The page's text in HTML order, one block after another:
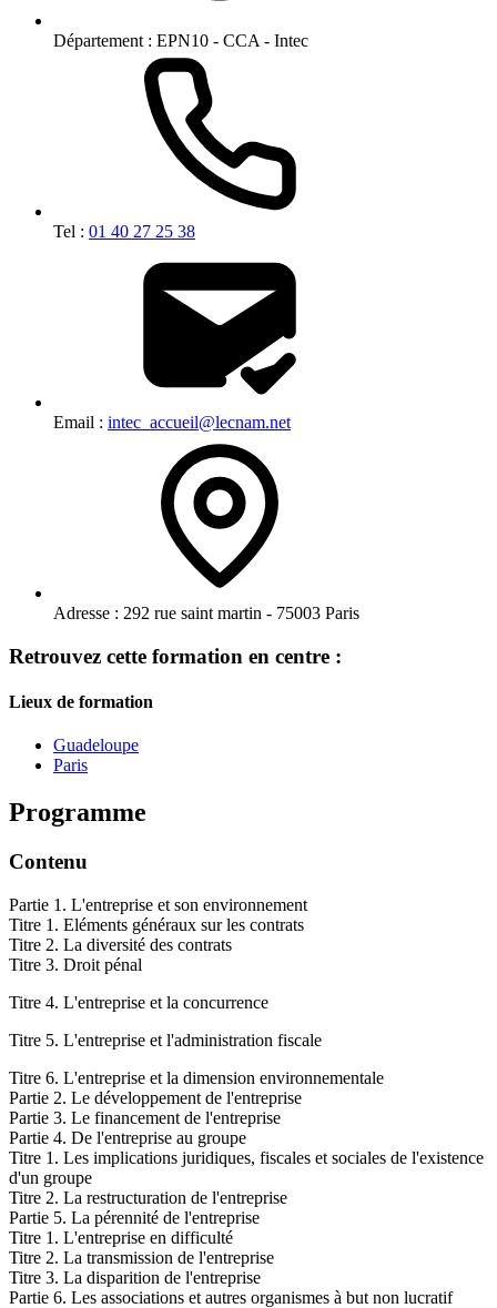
Département : EPN10 - CCA - Intec
Tel : 01 40 27 25 38
Email : intec_accueil@lecnam.net
Adresse : 292 rue saint martin - 75003 Paris
Retrouvez cette formation en centre :
Lieux de formation
Guadeloupe
Paris
Programme
Contenu
Partie 1. L'entreprise et son environnement
Titre 1. Eléments généraux sur les contrats
Titre 2. La diversité des contrats
Titre 3. Droit pénal
Titre 4. L'entreprise et la concurrence
Titre 5. L'entreprise et l'administration fiscale
Titre 6. L'entreprise et la dimension environnementale
Partie 2. Le développement de l'entreprise
Partie 3. Le financement de l'entreprise
Partie 4. De l'entreprise au groupe
Titre 1. Les implications juridiques, fiscales et sociales de l'existence
d'un groupe
Titre 2. La restructuration de l'entreprise
Partie 5. La pérennité de l'entreprise
Titre 1. L'entreprise en difficulté
Titre 2. La transmission de l'entreprise
Titre 3. La disparition de l'entreprise
Partie 6. Les associations et autres organismes à but non lucratif